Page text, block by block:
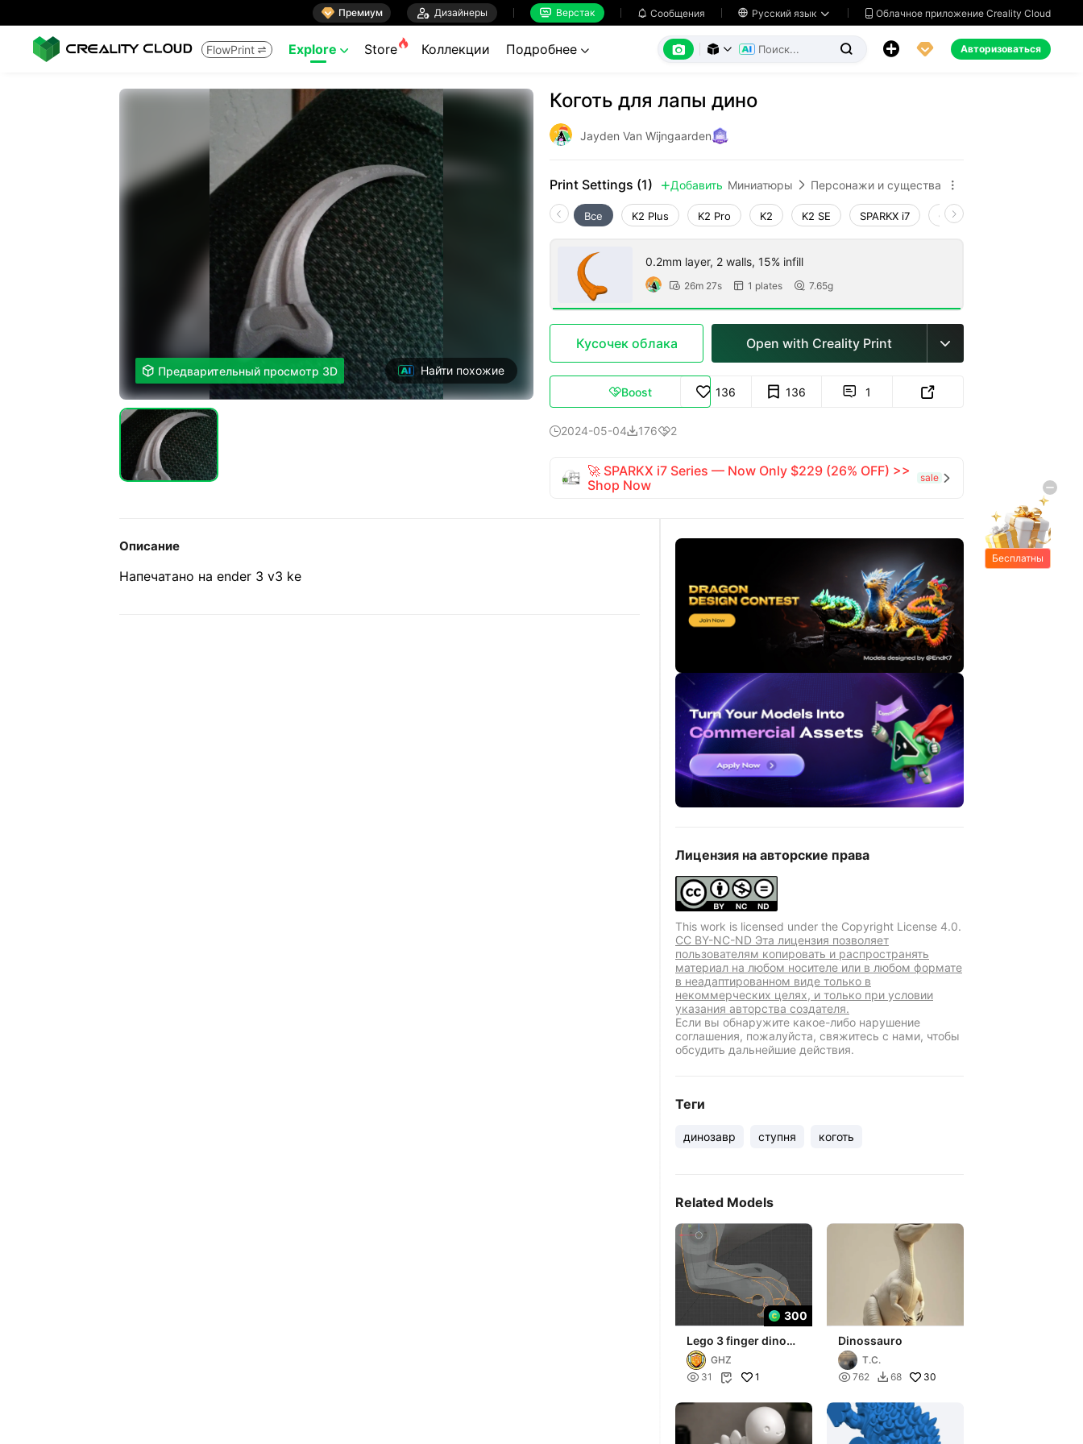
 Премиум  Дизайнеры  Верстак  Сообщения  Русский язык   Облачное приложение Creality Cloud
FlowPrint  Explore  Store Коллекции Подробнее        Авторизоваться
 Предварительный просмотр 3D Найти похожие
Коготь для лапы дино
Jayden Van Wijngaarden
Print Settings (1)  Добавить Миниатюры  Персонажи и существа 
Все K2 Plus K2 Pro K2 K2 SE SPARKX i7 Creality Hi
0.2mm layer, 2 walls, 15% infill
 26m 27s  1 plates  7.65g
Кусочек облака Open with Creality Print 
Boost 136 136  1 
2024-05-041762
🚀 SPARKX i7 Series — Now Only $229 (26% OFF) >>
Shop Now
sale 
Описание
Напечатано на ender 3 v3 ke
Лицензия на авторские права
This work is licensed under the Copyright License 4.0.
CC BY-NC-ND Эта лицензия позволяет
пользователям копировать и распространять
материал на любом носителе или в любом формате
в неадаптированном виде только в
некоммерческих целях, и только при условии
указания авторства создателя.
Если вы обнаружите какое-либо нарушение
соглашения, пожалуйста, свяжитесь с нами, чтобы
обсудить дальнейшие действия.
Теги
динозавр ступня коготь
Related Models
300
Lego 3 finger dino
handGHZ
 31  1
Dinossauro
T.C.
 762  68 30
Бесплатны